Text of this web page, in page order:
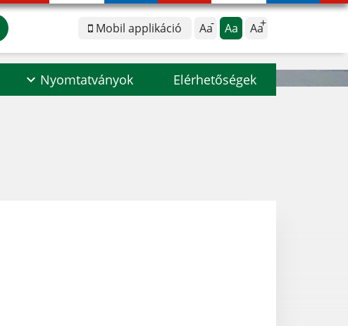
Mobil applikáció Aa Aa Aa
Nyomtatványok Elérhetőségek